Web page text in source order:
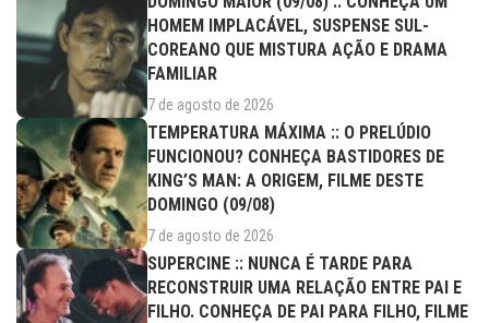
HOMEM IMPLACÁVEL, SUSPENSE SUL-
COREANO QUE MISTURA AÇÃO E DRAMA
FAMILIAR
7 de agosto de 2026
TEMPERATURA MÁXIMA :: O PRELÚDIO
FUNCIONOU? CONHEÇA BASTIDORES DE
KING’S MAN: A ORIGEM, FILME DESTE
DOMINGO (09/08)
7 de agosto de 2026
SUPERCINE :: NUNCA É TARDE PARA
RECONSTRUIR UMA RELAÇÃO ENTRE PAI E
FILHO. CONHEÇA DE PAI PARA FILHO, FILME